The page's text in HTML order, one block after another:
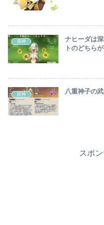
原神
ナヒーダは
トのどちら
原神 八重神子の
スポ